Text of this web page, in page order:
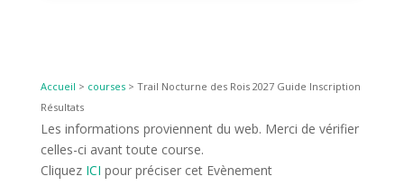
Accueil > courses> Trail Nocturne des Rois 2027 Guide Inscription
Résultats
Les informations proviennent du web. Merci de vérifier
celles-ci avant toute course.
Cliquez ICI pour préciser cet Evènement